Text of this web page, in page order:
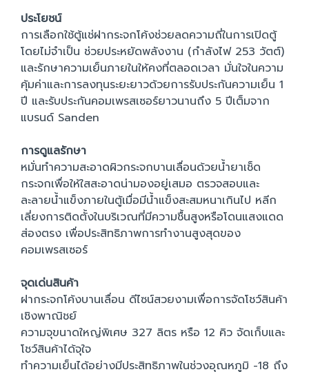
ประโยชน์
การเลือกใช้ตู้แช่ฝากระจกโค้งช่วยลดความถี่ในการเปิดตู้
โดยไม่จำเป็น ช่วยประหยัดพลังงาน (กำลังไฟ 253 วัตต์)
และรักษาความเย็นภายในให้คงที่ตลอดเวลา มั่นใจในความ
คุ้มค่าและการลงทุนระยะยาวด้วยการรับประกันความเย็น 1
ปี และรับประกันคอมเพรสเซอร์ยาวนานถึง 5 ปีเต็มจาก
แบรนด์ Sanden
การดูแลรักษา
หมั่นทำความสะอาดผิวกระจกบานเลื่อนด้วยน้ำยาเช็ด
กระจกเพื่อให้ใสสะอาดน่ามองอยู่เสมอ ตรวจสอบและ
ละลายน้ำแข็งภายในตู้เมื่อมีน้ำแข็งสะสมหนาเกินไป หลีก
เลี่ยงการติดตั้งในบริเวณที่มีความชื้นสูงหรือโดนแสงแดด
ส่องตรง เพื่อประสิทธิภาพการทำงานสูงสุดของ
คอมเพรสเซอร์
จุดเด่นสินค้า
ฝากระจกโค้งบานเลื่อน ดีไซน์สวยงามเพื่อการจัดโชว์สินค้า
เชิงพาณิชย์
ความจุขนาดใหญ่พิเศษ 327 ลิตร หรือ 12 คิว จัดเก็บและ
โชว์สินค้าได้จุใจ
ทำความเย็นได้อย่างมีประสิทธิภาพในช่วงอุณหภูมิ -18 ถึง